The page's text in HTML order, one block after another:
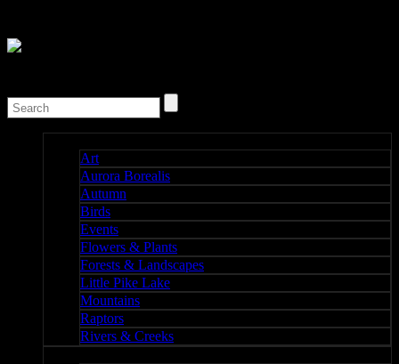
Art
Aurora Borealis
Autumn
Birds
Events
Flowers & Plants
Forests & Landscapes
Little Pike Lake
Mountains
Raptors
Rivers & Creeks